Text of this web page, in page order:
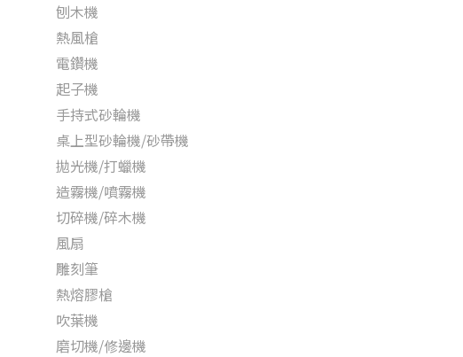
刨木機
熱風槍
電鑽機
起子機
手持式砂輪機
桌上型砂輪機/砂帶機
拋光機/打蠟機
造霧機/噴霧機
切碎機/碎木機
風扇
雕刻筆
熱熔膠槍
吹葉機
磨切機/修邊機